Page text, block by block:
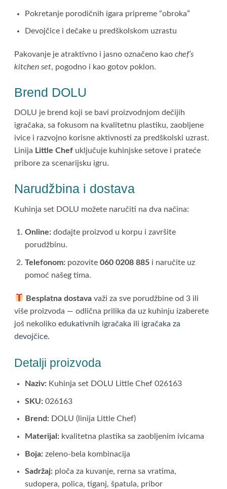
Pokretanje porodičnih igara pripreme “obroka”
Devojčice i dečake u predškolskom uzrastu
Pakovanje je atraktivno i jasno označeno kaochef’s
kitchen set, pogodno i kao gotov poklon.
Brend DOLU
DOLU je brend koji se bavi proizvodnjom dečijih
igračaka, sa fokusom na kvalitetnu plastiku, zaobljene
ivice i razvojno korisne aktivnosti za predškolski uzrast.
Linija Little Chef uključuje kuhinjske setove i prateće
pribore za scenarijsku igru.
Narudžbina i dostava
Kuhinja set DOLU možete naručiti na dva načina:
Online: dodajte proizvod u korpu i završite
porudžbinu.
Telefonom: pozovite060 0208 885 i naručite uz
pomoć našeg tima.
Besplatna dostavavaži za sve porudžbine od 3 ili
više proizvoda — odlična prilika da uz kuhinju izaberete
još nekolikoedukativnih igračaka ili igračaka za
devojčice.
Detalji proizvoda
Naziv: Kuhinja set DOLU Little Chef 026163
SKU: 026163
Brend: DOLU (linija Little Chef)
Materijal: kvalitetna plastika sa zaobljenim ivicama
Boja: zeleno-bela kombinacija
Sadržaj: ploča za kuvanje, rerna sa vratima,
sudopera, polica, tiganj, špatula, pribor